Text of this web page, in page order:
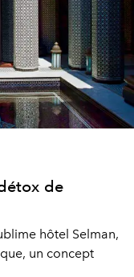
de
hôtel Selman,
un concept